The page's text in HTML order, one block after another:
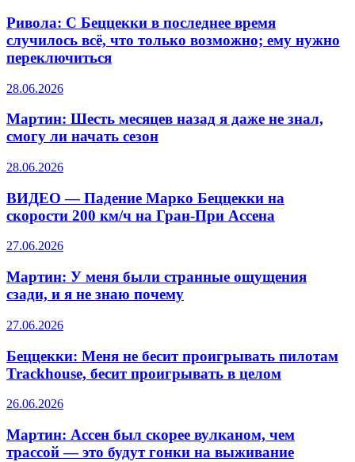
Ривола: С Беццекки в последнее время
случилось всё, что только возможно; ему нужно
переключиться
28.06.2026
Мартин: Шесть месяцев назад я даже не знал,
смогу ли начать сезон
28.06.2026
ВИДЕО — Падение Марко Беццекки на
скорости 200 км/ч на Гран-При Ассена
27.06.2026
Мартин: У меня были странные ощущения
сзади, и я не знаю почему
27.06.2026
Беццекки: Меня не бесит проигрывать пилотам
Trackhouse, бесит проигрывать в целом
26.06.2026
Мартин: Ассен был скорее вулканом, чем
трассой — это будут гонки на выживание